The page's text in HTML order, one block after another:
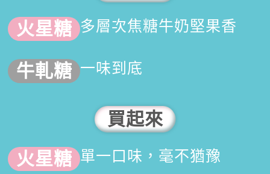
多層次焦糖牛奶堅果香
一味到底
買起來
單一口味，毫不猶豫